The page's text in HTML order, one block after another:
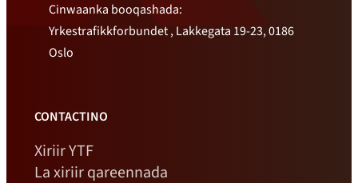
Cinwaanka booqashada:
Yrkestrafikkforbundet , Lakkegata 19-23, 0186
Oslo
CONTACTINO
Xiriir YTF
La xiriir qareennada